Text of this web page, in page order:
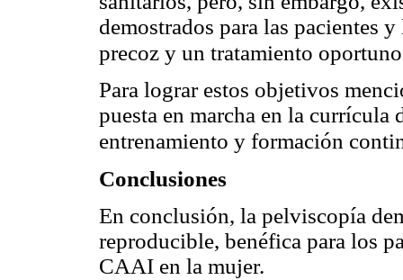
demostrados para las pacientes
precoz y un tratamiento
Para lograr estos objetivos
puesta en marcha en la currícula
entrenamiento y formación
Conclusiones
En conclusión, la pelviscopía
reproducible, benéfica para los
CAAI en la mujer.